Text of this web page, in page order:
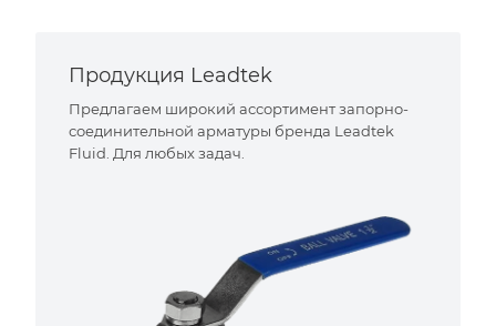
Продукция Leadtek
Предлагаем широкий ассортимент запорно-
соединительной арматуры бренда Leadtek
Fluid. Для любых задач.